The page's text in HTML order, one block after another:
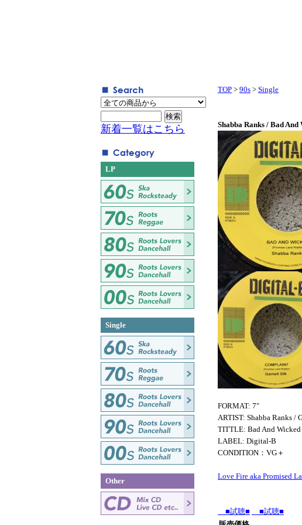
TOP > 90s > Single
Shabba Ranks / Bad
FORMAT: 7"
ARTIST: Shabba Ranks /
TITTLE: Bad And
LABEL: Digital-B
CONDITION：VG＋
Love Fire aka Promised
■試聴■
■試聴■
新着一覧はこちら
LP
Single
Other